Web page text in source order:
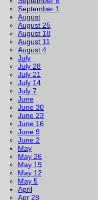
September 1
August
August 25
August 18
August 11
August 4
July
July 28
July 21
July 14
July 7
June
June 30
June 23
June 16
June 9
June 2
May
May 26
May 19
May 12
May 5
April
Apr 28